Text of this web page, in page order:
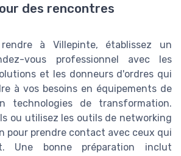
des rencontres
à Villepinte, établissez un
vous professionnel avec les
et les donneurs d'ordres qui
à vos besoins en équipements de
technologies de transformation.
ou utilisez les outils de networking
pour prendre contact avec ceux qui
Une bonne préparation inclut